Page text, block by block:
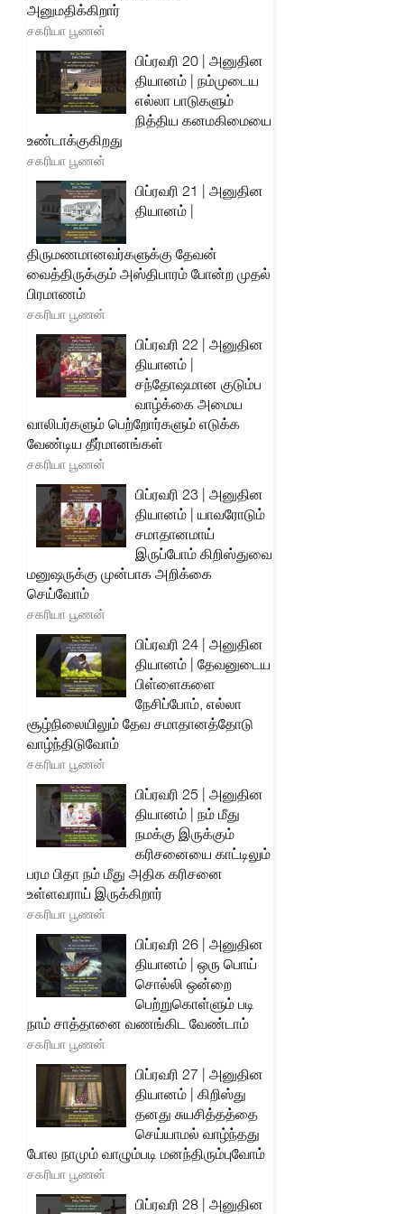
அனுமதிக்கிறார்
சகரியா பூணன்
பிப்ரவரி 20 | அனுதின
தியானம் | நம்முடைய
எல்லா பாடுகளும்
நித்திய கனமகிமையை
உண்டாக்குகிறது
சகரியா பூணன்
பிப்ரவரி 21 | அனுதின
தியானம் |
திருமணமானவர்களுக்கு தேவன்
வைத்திருக்கும் அஸ்திபாரம் போன்ற முதல்
பிரமாணம்
சகரியா பூணன்
பிப்ரவரி 22 | அனுதின
தியானம் |
சந்தோஷமான குடும்ப
வாழ்க்கை அமைய
வாலிபர்களும் பெற்றோர்களும் எடுக்க
வேண்டிய தீர்மானங்கள்
சகரியா பூணன்
பிப்ரவரி 23 | அனுதின
தியானம் | யாவரோடும்
சமாதானமாய்
இருப்போம் கிறிஸ்துவை
மனுஷருக்கு முன்பாக அறிக்கை
செய்வோம்
சகரியா பூணன்
பிப்ரவரி 24 | அனுதின
தியானம் | தேவனுடைய
பிள்ளைகளை
நேசிப்போம், எல்லா
சூழ்நிலையிலும் தேவ சமாதானத்தோடு
வாழ்ந்திடுவோம்
சகரியா பூணன்
பிப்ரவரி 25 | அனுதின
தியானம் | நம் மீது
நமக்கு இருக்கும்
கரிசனையை காட்டிலும்
பரம பிதா நம் மீது அதிக கரிசனை
உள்ளவராய் இருக்கிறார்
சகரியா பூணன்
பிப்ரவரி 26 | அனுதின
தியானம் | ஒரு பொய்
சொல்லி ஒன்றை
பெற்றுகொள்ளும் படி
நாம் சாத்தானை வணங்கிட வேண்டாம்
சகரியா பூணன்
பிப்ரவரி 27 | அனுதின
தியானம் | கிறிஸ்து
தனது சுயசித்தத்தை
செய்யாமல் வாழ்ந்தது
போல நாமும் வாழும்படி மனந்திரும்புவோம்
சகரியா பூணன்
பிப்ரவரி 28 | அனுதின